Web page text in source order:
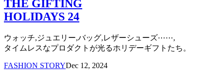
THE GIFTING
HOLIDAYS 24
ウォッチ,ジュエリー,バッグ,レザーシューズ⋯⋯,
タイムレスなプロダクトが光るホリデーギフトたち。
FASHION STORYDec 12, 2024